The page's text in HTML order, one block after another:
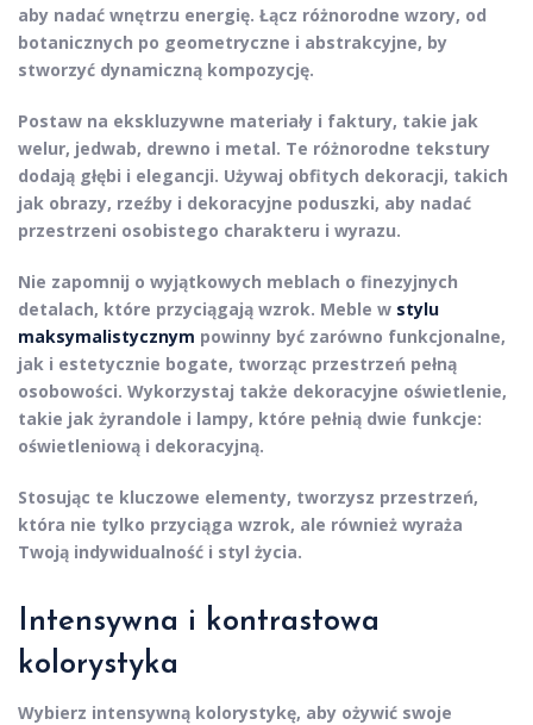
aby nadać wnętrzu energię. Łącz różnorodne wzory, od
botanicznych po geometryczne i abstrakcyjne, by
stworzyć dynamiczną kompozycję.
Postaw na ekskluzywne materiały i faktury, takie jak
welur, jedwab, drewno i metal. Te różnorodne tekstury
dodają głębi i elegancji. Używaj obfitych dekoracji, takich
jak obrazy, rzeźby i dekoracyjne poduszki, aby nadać
przestrzeni osobistego charakteru i wyrazu.
Nie zapomnij o wyjątkowych meblach o finezyjnych
detalach, które przyciągają wzrok. Meble w stylu
maksymalistycznym powinny być zarówno funkcjonalne,
jak i estetycznie bogate, tworząc przestrzeń pełną
osobowości. Wykorzystaj także dekoracyjne oświetlenie,
takie jak żyrandole i lampy, które pełnią dwie funkcje:
oświetleniową i dekoracyjną.
Stosując te kluczowe elementy, tworzysz przestrzeń,
która nie tylko przyciąga wzrok, ale również wyraża
Twoją indywidualność i styl życia.
Intensywna i kontrastowa
kolorystyka
Wybierz intensywną kolorystykę, aby ożywić swoje